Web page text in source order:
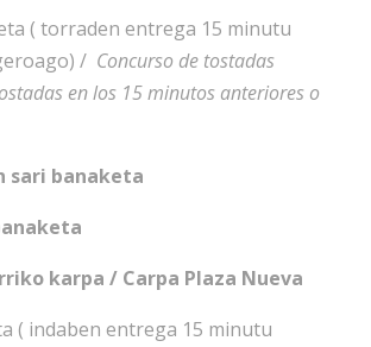
( torraden entrega 15 minutu
/ Concurso de tostadas
en los 15 minutos anteriores o
sari banaketa
karpa / Carpa Plaza Nueva
( indaben entrega 15 minutu